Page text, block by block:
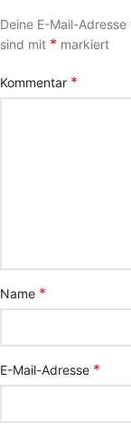
Deine E-Mail-
sind mit * markiert
Kommentar *
Name *
E-Mail-Adresse *